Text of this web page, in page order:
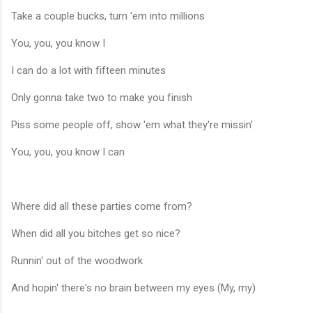
Take a couple bucks, turn 'em into millions
You, you, you know I
I can do a lot with fifteen minutes
Only gonna take two to make you finish
Piss some people off, show 'em what they're missin'
You, you, you know I can
Where did all these parties come from?
When did all you bitches get so nice?
Runnin' out of the woodwork
And hopin' there's no brain between my eyes (My, my)